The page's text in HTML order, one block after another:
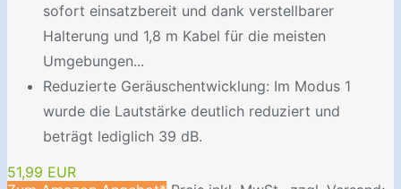
sofort einsatzbereit und dank verstellbarer
Halterung und 1,8 m Kabel für die meisten
Umgebungen...
Reduzierte Geräuschentwicklung: Im Modus 1
wurde die Lautstärke deutlich reduziert und
beträgt lediglich 39 dB.
51,99 EUR